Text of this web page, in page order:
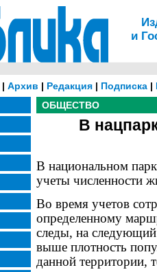
и
| Архив | Редакция | Подписка |
ОБЩЕСТВО
В
В национальном
учеты численности
Во время учетов
определенному
следы, на следующий
выше плотность
данной территории,